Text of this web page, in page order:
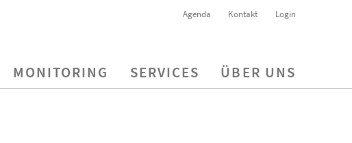
Agenda Kontakt Login
MONITORING SERVICES ÜBER UNS